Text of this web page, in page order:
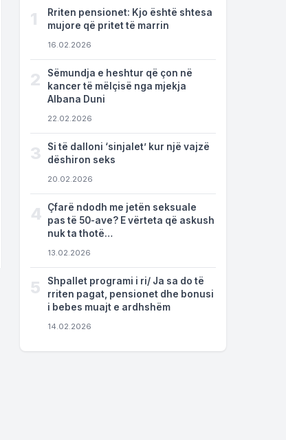
1
Rriten pensionet: Kjo është shtesa
mujore që pritet të marrin
16.02.2026
2
Sëmundja e heshtur që çon në
kancer të mëlçisë nga mjekja
Albana Duni
22.02.2026
3
Si të dalloni ‘sinjalet’ kur një vajzë
dëshiron seks
20.02.2026
4
Çfarë ndodh me jetën seksuale
pas të 50-ave? E vërteta që askush
nuk ta thotë…
13.02.2026
5
Shpallet programi i ri/ Ja sa do të
rriten pagat, pensionet dhe bonusi
i bebes muajt e ardhshëm
14.02.2026